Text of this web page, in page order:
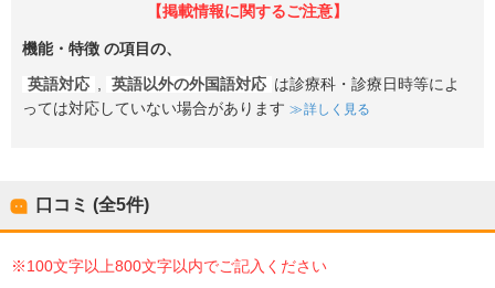
【掲載情報に関するご注意】
機能・特徴 の項目の、
英語対応 , 英語以外の外国語対応 は診療科・診療日時等によ
っては対応していない場合があります
詳しく見る
口コミ (全5件)
※100文字以上800文字以内でご記入ください